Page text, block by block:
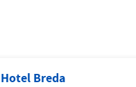
Hotel Breda